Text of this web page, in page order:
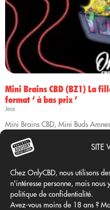
SITE
Chez OnlyCBD, nous utilisons
n'intéresse personne, mais nous
politique de confidentialité.
Avez-vous moins de 18 ans ?
Mini Brains CBD (BZ1) La
format ‘ à bas prix ’
Josu
Mini Brains CBD, Mini Buds
maître sur les Sativas. Eh bien,
fille rebelle. Ne vous fiez pas à
Continuer à lire